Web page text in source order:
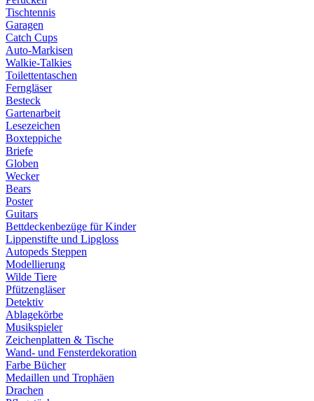
Tischtennis
Garagen
Catch Cups
Auto-Markisen
Walkie-Talkies
Toilettentaschen
Ferngläser
Besteck
Gartenarbeit
Lesezeichen
Boxteppiche
Briefe
Globen
Wecker
Bears
Poster
Guitars
Bettdeckenbezüge für Kinder
Lippenstifte und Lipgloss
Autopeds Steppen
Modellierung
Wilde Tiere
Pfützengläser
Detektiv
Ablagekörbe
Musikspieler
Zeichenplatten & Tische
Wand- und Fensterdekoration
Farbe Bücher
Medaillen und Trophäen
Drachen